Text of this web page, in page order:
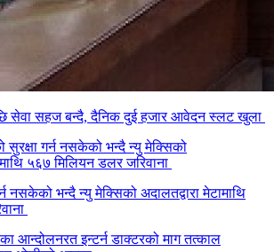
सेवा सहज बन्दै, दैनिक दुई हजार आवेदन स्लट खुला
नसकेको भन्दै न्यु मेक्सिको अदालतद्वारा मेटामाथि